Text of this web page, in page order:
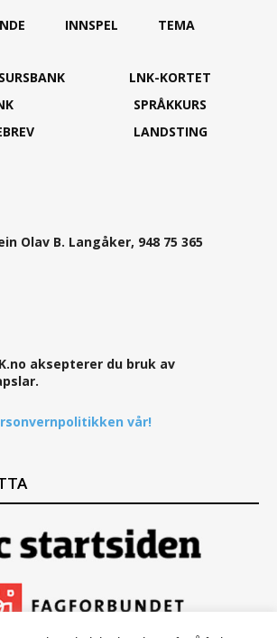
INNSPEL TEMA
LNK-KORTET
SPRÅKKURS
LANDSTING
Olav B. Langåker, 948 75 365
aksepterer du bruk av
vår!